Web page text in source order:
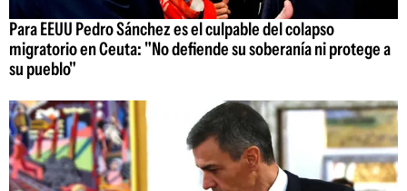
Para EEUU Pedro Sánchez es el culpable del colapso
migratorio en Ceuta: "No defiende su soberanía ni protege a
su pueblo"